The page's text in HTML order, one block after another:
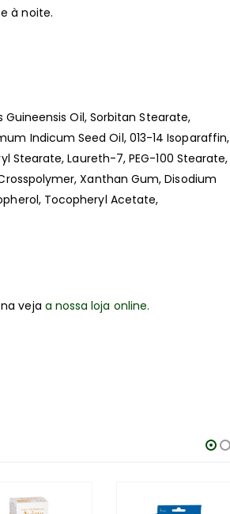
à noite.
Oil, Sorbitan Stearate,
Indicum Seed Oil, 013-14 Isoparaffin,
Stearate, Laureth-7, PEG-100 Stearate,
Xanthan Gum, Disodium
Tocopheryl Acetate,
veja a nossa loja online.